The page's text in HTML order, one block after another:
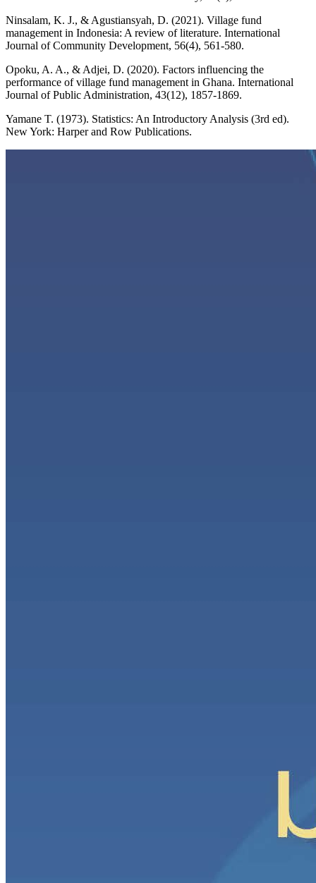
Ninsalam, K. J., & Agustiansyah, D. (2021). Village fund
management in Indonesia: A review of literature. International
Journal of Community Development, 56(4), 561-580.
Opoku, A. A., & Adjei, D. (2020). Factors influencing the
performance of village fund management in Ghana. International
Journal of Public Administration, 43(12), 1857-1869.
Yamane T. (1973). Statistics: An Introductory Analysis (3rd ed).
New York: Harper and Row Publications.